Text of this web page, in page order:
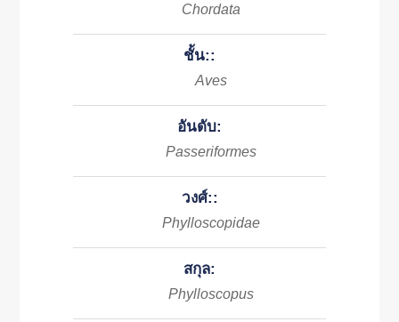
Chordata
ชั้น::
Aves
อันดับ:
Passeriformes
วงศ์::
Phylloscopidae
สกุล:
Phylloscopus